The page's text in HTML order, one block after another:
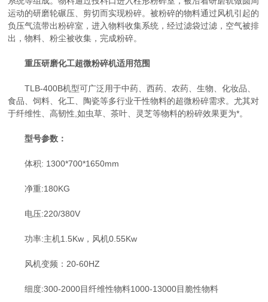
运动的研磨轮碾压、剪切而实现粉碎。被粉碎的物料通过风机引起的
负压气流带出粉碎室，进入物料收集系统，经过滤袋过滤，空气被排
出，物料、粉尘被收集，完成粉碎。
重压研磨化工超微粉碎机适用范围
TLB-400B机型可广泛用于中药、西药、农药、生物、化妆品、
食品、饲料、化工、陶瓷等多行业干性物料的超微粉碎需求。尤其对
于纤维性、高韧性,如虫草、茶叶、灵芝等物料的粉碎效果更为*。
型号参数：
体积: 1300*700*1650mm
净重:180KG
电压:220/380V
功率:主机1.5Kw，风机0.55Kw
风机变频：20-60HZ
细度:300-2000目纤维性物料1000-13000目脆性物料